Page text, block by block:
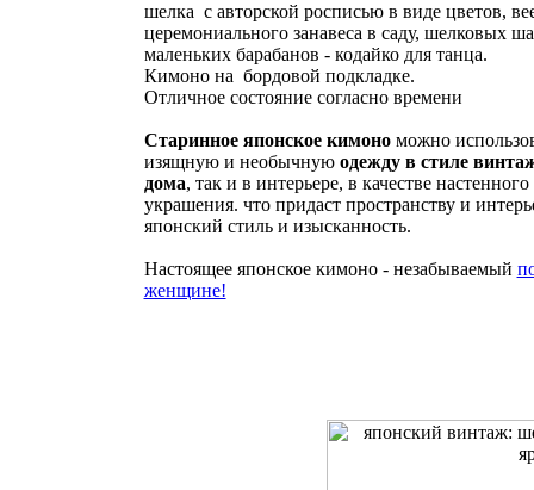
шелка с авторской росписью в виде цветов,
церемониального занавеса в саду, шелковых
маленьких барабанов - кодайко для танца.
Кимоно на бордовой подкладке.
Отличное состояние согласно времени
Старинное японское кимономожно
изящную и необычную одежду в стиле
дома, так и в интерьере, в качестве настенного
украшения. что придаст пространству и
японский стиль и изысканность.
Настоящее японское кимоно - незабываемый
женщине!